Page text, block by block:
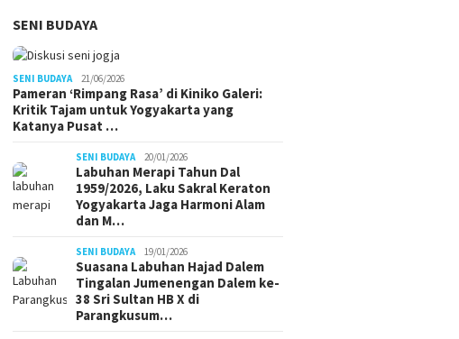
SENI BUDAYA
SENI BUDAYA 21/06/2026
Pameran ‘Rimpang Rasa’ di Kiniko Galeri:
Kritik Tajam untuk Yogyakarta yang
Katanya Pusat …
SENI BUDAYA 20/01/2026
Labuhan Merapi Tahun Dal
1959/2026, Laku Sakral Keraton
Yogyakarta Jaga Harmoni Alam
dan M…
SENI BUDAYA 19/01/2026
Suasana Labuhan Hajad Dalem
Tingalan Jumenengan Dalem ke-
38 Sri Sultan HB X di
Parangkusum…